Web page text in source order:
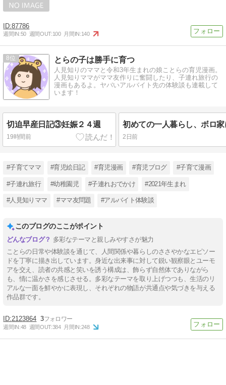
87786
週間IN:50 週間OUT:100 月間IN:140
8 とらの子は勝手に育つ
人見知りのママと令和3年生まれの娘ことらの育児漫画。
人見知りママがママ友作りに奮闘したり、子連れ旅行の
漫画もあるよ。ヤバいアルバイト先の体験談も連載して
います！
切迫早産日記③妊娠２４週
19時間前 2日前
#子育てママ #育児絵日記 #育児漫画 #育児ブログ #子育て漫画
#子連れ旅行 #幼稚園児 #子連れおでかけ #2021年生まれ
#人見知りママ #ママ友問題 #アルバイト体験談
このブログのここがポイント
多彩なテーマと親しみやすさが魅力
ことらの日常や体験談を通じて、人間関係や暮らしのささやかなエピソー
ドを丁寧に描き出しています。身近な出来事に対して鋭い観察眼とユーモ
アを交え、読者の共感と笑いを誘う構成は、飾らず自然体でありながら
も、情に温かさを感じさせる。多彩なテーマを取り上げつつも、生活のリ
アルな一面を鮮やかに表現し、それぞれの物語が共通点や気づきを与える
作品群です。
2123864 3
週間IN:48 週間OUT:384 月間IN:248